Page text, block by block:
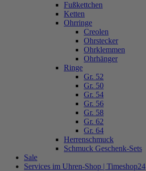
Fußkettchen
Ketten
Ohrringe
Creolen
Ohrstecker
Ohrklemmen
Ohrhänger
Ringe
Gr. 52
Gr. 50
Gr. 54
Gr. 56
Gr. 58
Gr. 62
Gr. 64
Herrenschmuck
Schmuck Geschenk-Sets
Sale
Services im Uhren-Shop | Timeshop24